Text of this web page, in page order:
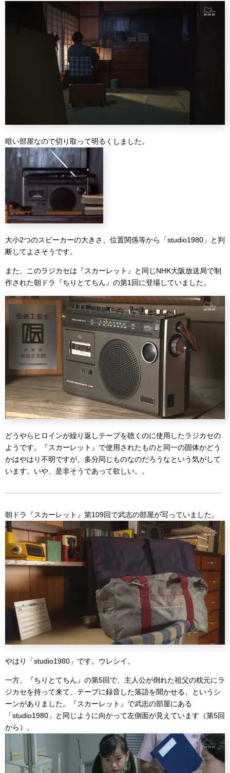
暗い部屋なので切り取って明るくしました。
大小2つのスピーカーの大きさ、位置関係等から「studio1980」と判
断してよさそうです。
また、このラジカセは『スカーレット』と同じNHK大阪放送局で制
作された朝ドラ『ちりとてちん』の第1回に登場していました。
どうやらヒロインが繰り返しテープを聴くのに使用したラジカセの
ようです。『スカーレット』で使用されたものと同一の固体かどう
かはやはり不明ですが、多分同じものなのだろうなという気がして
います。いや、是非そうであって欲しい。。
朝ドラ『スカーレット』第109回で武志の部屋が写っていました。
やはり「studio1980」です。ウレシイ。
一方、『ちりとてちん』の第5回で、主人公が倒れた祖父の枕元にラ
ジカセを持って来て、テープに録音した落語を聞かせる、というシ
ーンがありました。『スカーレット』で武志の部屋にある
「studio1980」と同じように向かって左側面が見えています（第5回
から）。